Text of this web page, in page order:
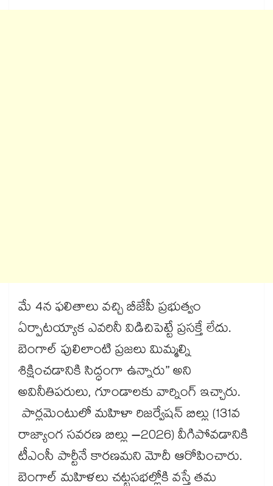
మే 4న ఫలితాలు వచ్చి బీజేపీ ప్రభుత్వం
ఏర్పాటయ్యాక ఎవరినీ విడిచిపెట్టే ప్రసక్తే లేదు.
బెంగాల్ పులిలాంటి ప్రజలు మిమ్మల్ని
శిక్షించడానికి సిద్ధంగా ఉన్నారు” అని
అవినీతిపరులు, గూండాలకు వార్నింగ్‌‌‌‌‌‌‌‌‌‌‌‌‌‌‌‌ ఇచ్చారు.
పార్లమెంటులో మహిళా రిజర్వేషన్ బిల్లు (131వ
రాజ్యాంగ సవరణ బిల్లు –2026) వీగిపోవడానికి
టీఎంసీ పార్టీనే కారణమని మోదీ ఆరోపించారు.
బెంగాల్ మహిళలు చట్టసభల్లోకి వస్తే తమ